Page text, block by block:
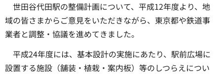
世田谷代田駅の整備計画について、平成12年度より、地
域の皆さまからご意見をいただきながら、東京都や鉄道事
業者と調整・協議を進めてきました。
平成24年度には、基本設計の実施にあたり、駅前広場に
設置する施設（舗装・植栽・案内板）等のしつらえについ